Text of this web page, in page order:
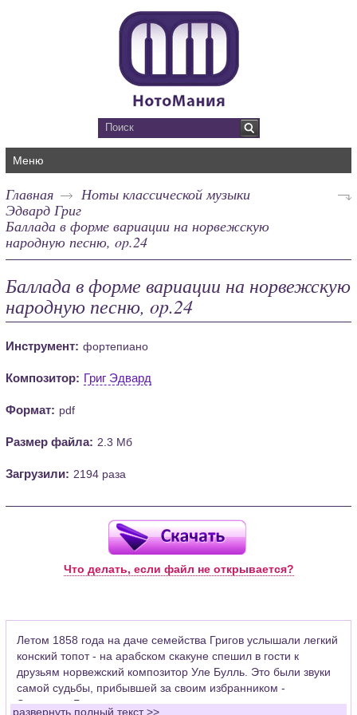
Меню
Главная
Ноты классической музыки
Эдвард Григ
Баллада в форме вариации на норвежскую
народную песню, op.24
Баллада в форме вариации на норвежскую
народную песню, op.24
Инструмент: фортепиано
Композитор: Григ Эдвард
Формат: pdf
Размер файла: 2.3 Мб
Загрузили: 2194 раза
Что делать, если файл не открывается?
Летом 1858 года на даче семейства Григов услышали легкий
конский топот - на арабском скакуне спешил в гости к
друзьям норвежский композитор Уле Булль. Это были звуки
самой судьбы, прибывшей за своим избранником -
Эдвардом Григом.
развернуть полный текст >>